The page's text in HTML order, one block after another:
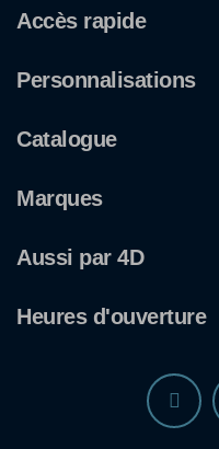
Accès rapide
Personnalisations
Catalogue
Marques
Aussi par 4D
Heures d'ouverture